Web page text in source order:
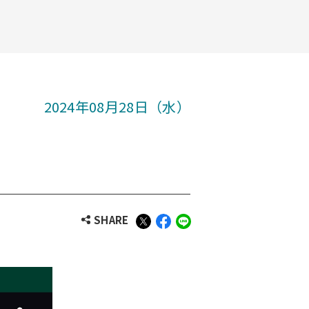
2024年08月28日（水）
SHARE